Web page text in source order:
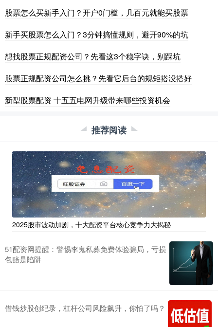
股票怎么买新手入门？开户0门槛，几百元就能买股票
新手买股票怎么入门？3分钟搞懂规则，避开90%的坑
想找股票正规配资公司？先看这3个稳字诀，别踩坑
股票正规配资公司怎么挑？先看它后台的规矩搭没搭好
新型股票配资 十五五电网升级带来哪些投资机会
推荐阅读
2025股市波动加剧，十大配资平台核心竞争力大揭秘
51配资网提醒：警惕李鬼私募免费体验骗局，亏损
包赔是陷阱
借钱炒股创纪录，杠杆公司风险飙升，你怕了吗？